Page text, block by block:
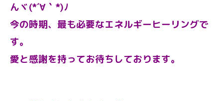
んヾ(*´∀｀*)ﾉ
今の時期、最も必要なエネルギーヒーリングで
す。
愛と感謝を持ってお待ちしております。